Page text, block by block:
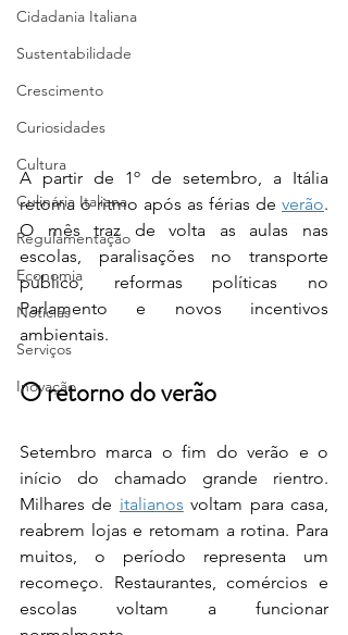
Cidadania Italiana
Sustentabilidade
Crescimento
Curiosidades
Cultura
Culinária Italiana
Regulamentação
Economia
Notícias
Serviços
Inovação
A partir de 1º de setembro, a Itália
retoma o ritmo após as férias de verão.
O mês traz de volta as aulas nas
escolas, paralisações no transporte
público, reformas políticas no
Parlamento e novos incentivos
ambientais.
O retorno do verão
Setembro marca o fim do verão e o
início do chamado grande rientro.
Milhares de italianos voltam para casa,
reabrem lojas e retomam a rotina. Para
muitos, o período representa um
recomeço. Restaurantes, comércios e
escolas voltam a funcionar